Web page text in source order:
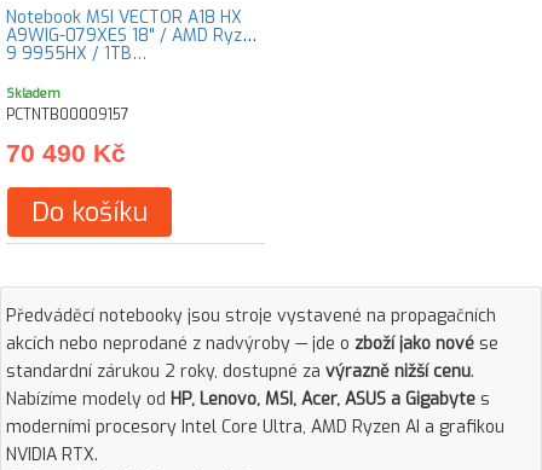
Notebook MSI VECTOR A18 HX
A9WIG-079XES 18" / AMD Ryzen
9 9955HX / 1TB…
Skladem
PCTNTB00009157
70 490 Kč
Do košíku
Předváděcí notebooky jsou stroje vystavené na propagačních
akcích nebo neprodané z nadvýroby — jde o zboží jako nové se
standardní zárukou 2 roky, dostupné za výrazně nižší cenu.
Nabízíme modely od HP, Lenovo, MSI, Acer, ASUS a Gigabyte s
moderními procesory Intel Core Ultra, AMD Ryzen AI a grafikou
NVIDIA RTX.